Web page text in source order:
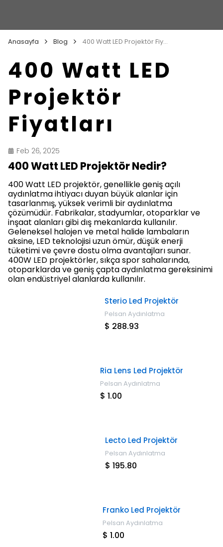
Anasayfa Blog 400 Watt LED Projektör Fiyatları
400 Watt LED
Projektör
Fiyatları
Feb 26, 2025
400 Watt LED Projektör Nedir?
400 Watt LED projektör, genellikle geniş açılı
aydınlatma ihtiyacı duyan büyük alanlar için
tasarlanmış, yüksek verimli bir aydınlatma
çözümüdür. Fabrikalar, stadyumlar, otoparklar ve
inşaat alanları gibi dış mekanlarda kullanılır.
Geleneksel halojen ve metal halide lambaların
aksine, LED teknolojisi uzun ömür, düşük enerji
tüketimi ve çevre dostu olma avantajları sunar.
400W LED projektörler, sıkça spor sahalarında,
otoparklarda ve geniş çapta aydınlatma gereksinimi
olan endüstriyel alanlarda kullanılır.
Sterio Led Projektör
Pelsan Aydınlatma
$ 288.93
Ria Lens Led Projektör
Pelsan Aydınlatma
$ 1.00
Lecto Led Projektör
Pelsan Aydınlatma
$ 195.80
Franko Led Projektör
Pelsan Aydınlatma
$ 1.00